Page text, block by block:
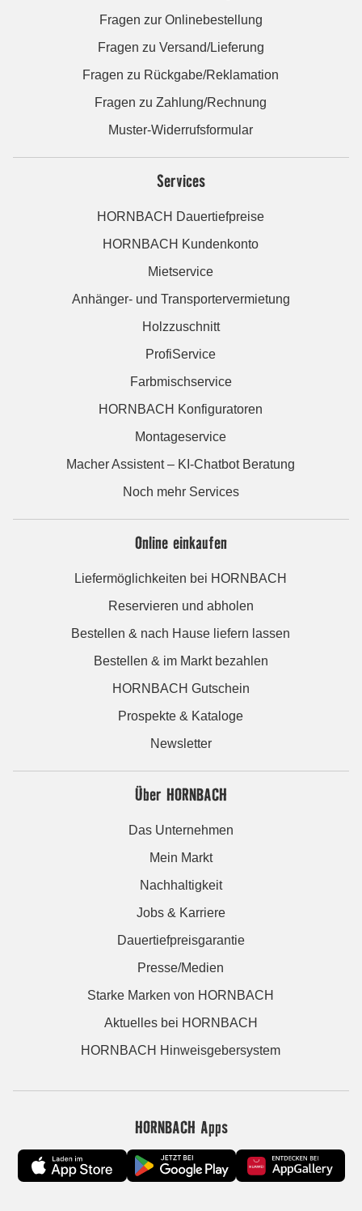
Fragen zur Onlinebestellung
Fragen zu Versand/Lieferung
Fragen zu Rückgabe/Reklamation
Fragen zu Zahlung/Rechnung
Muster-Widerrufsformular
Services
HORNBACH Dauertiefpreise
HORNBACH Kundenkonto
Mietservice
Anhänger- und Transportervermietung
Holzzuschnitt
ProfiService
Farbmischservice
HORNBACH Konfiguratoren
Montageservice
Macher Assistent – KI-Chatbot Beratung
Noch mehr Services
Online einkaufen
Liefermöglichkeiten bei HORNBACH
Reservieren und abholen
Bestellen & nach Hause liefern lassen
Bestellen & im Markt bezahlen
HORNBACH Gutschein
Prospekte & Kataloge
Newsletter
Über HORNBACH
Das Unternehmen
Mein Markt
Nachhaltigkeit
Jobs & Karriere
Dauertiefpreisgarantie
Presse/Medien
Starke Marken von HORNBACH
Aktuelles bei HORNBACH
HORNBACH Hinweisgebersystem
HORNBACH Apps